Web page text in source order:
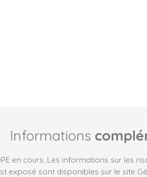
Informations
en cours. Les informations sur les
exposé sont disponibles sur le site